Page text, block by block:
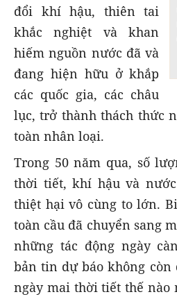
đổi khí hậu, thiên tai
khắc nghiệt và khan
hiếm nguồn nước đã và
đang hiện hữu ở khắp
các quốc gia, các châu
lục, trở thành thách thức
toàn nhân loại.
Trong 50 năm qua, số
thời tiết, khí hậu và
thiệt hại vô cùng to lớn.
toàn cầu đã chuyển sang
những tác động ngày
bản tin dự báo không
ngày mai thời tiết thế nào